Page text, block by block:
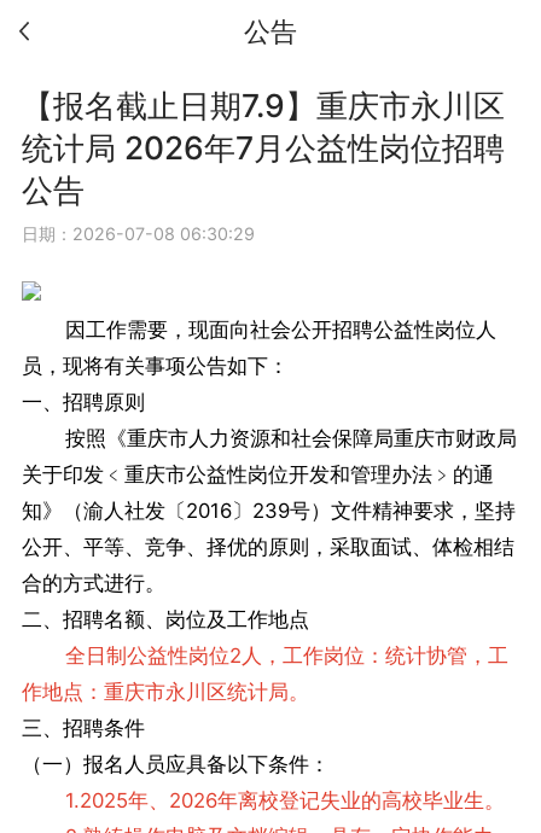
公告
【报名截止日期7.9】重庆市永川区
统计局 2026年7月公益性岗位招聘
公告
日期：2026-07-08 06:30:29
因工作需要，现面向社会公开招聘公益性岗位人
员，现将有关事项公告如下：
一、招聘原则
按照《重庆市人力资源和社会保障局重庆市财政局
关于印发﹤重庆市公益性岗位开发和管理办法﹥的通
知》（渝人社发〔2016〕239号）文件精神要求，坚持
公开、平等、竞争、择优的原则，采取面试、体检相结
合的方式进行。
二、招聘名额、岗位及工作地点
全日制公益性岗位2人，工作岗位：统计协管，工
作地点：重庆市永川区统计局。
三、招聘条件
（一）报名人员应具备以下条件：
1.2025年、2026年离校登记失业的高校毕业生。